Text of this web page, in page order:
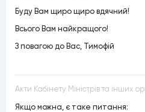
Буду Вам щиро щиро вдячний!
Всього Вам найкращого!
З повагою до Вас, Тимофій
Якщо можна, є таке питання: